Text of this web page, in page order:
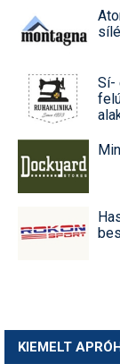
Sí-
KIEMELT